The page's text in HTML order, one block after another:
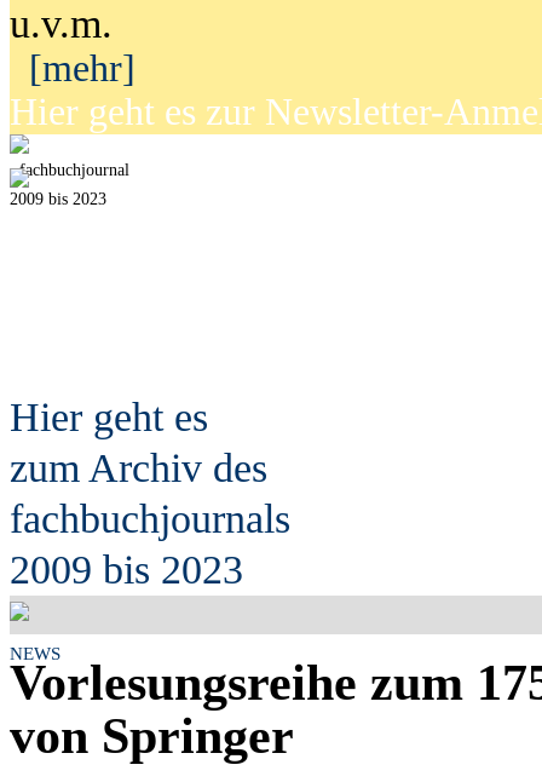
u.v.m.
[mehr]
Hier geht es zur Newsletter-
fachbuchjournal
2009 bis 2023
Hier geht es
zum Archiv des
fachbuchjournals
2009 bis 2023
NEWS
Vorlesungsreihe zum
von Springer